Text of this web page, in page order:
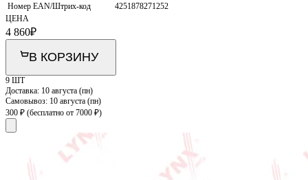
Номер EAN/Штрих-код
4251878271252
ЦЕНА
4 860₽
В КОРЗИНУ
9 ШТ
Доставка: 10 августа (пн)
Самовывоз: 10 августа (пн)
300 ₽ (бесплатно от 7000 ₽)